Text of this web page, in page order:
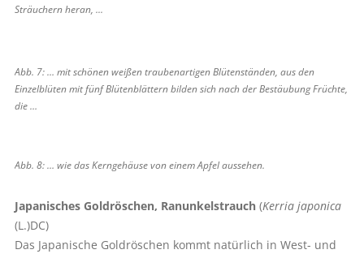
Sträuchern heran, ...
Abb. 7: … mit schönen weißen traubenartigen Blütenständen, aus den
Einzelblüten mit fünf Blütenblättern bilden sich nach der Bestäubung Früchte,
die …
Abb. 8: … wie das Kerngehäuse von einem Apfel aussehen.
Japanisches Goldröschen, Ranunkelstrauch (Kerria japonica
(L.)DC)
Das Japanische Goldröschen kommt natürlich in West- und